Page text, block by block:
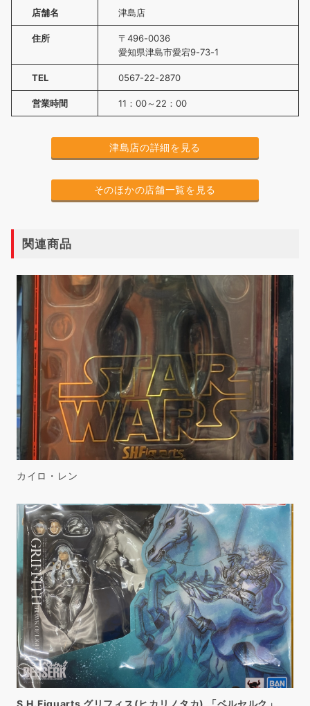
店舗名 津島店
住所
〒496-0036
愛知県津島市愛宕9-73-1
TEL 0567-22-2870
営業時間 11：00～22：00
津島店の詳細を見る
そのほかの店舗一覧を見る
関連商品
カイロ・レン